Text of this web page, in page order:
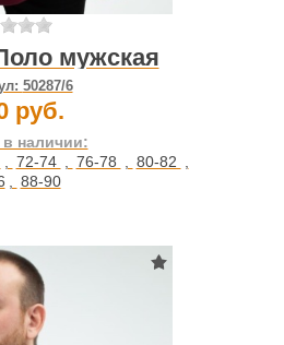
мужская
50287/6
руб.
наличии:
, 72-74 , 76-78 , 80-82 ,
, 88-90